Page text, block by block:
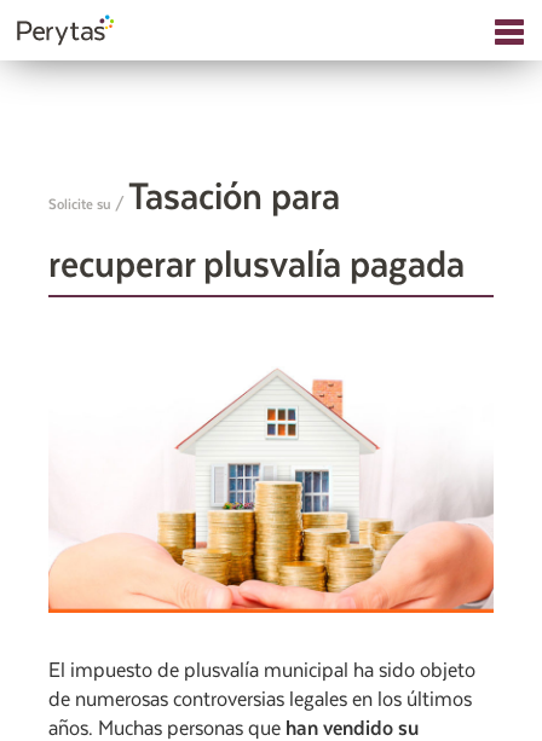
Solicite su / Tasación para
recuperar plusvalía pagada
El impuesto de plusvalía municipal ha sido objeto
de numerosas controversias legales en los últimos
años. Muchas personas que han vendido su